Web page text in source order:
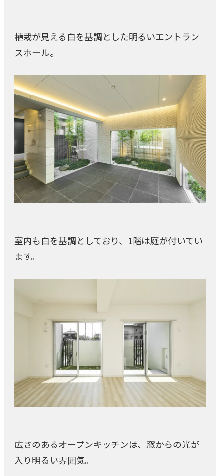
植栽が見える白を基調とした明るいエントラン
スホール。
室内も白を基調としており、1階は庭が付いてい
ます。
広さのあるオープンキッチンは、窓からの光が
入り明るい雰囲気。